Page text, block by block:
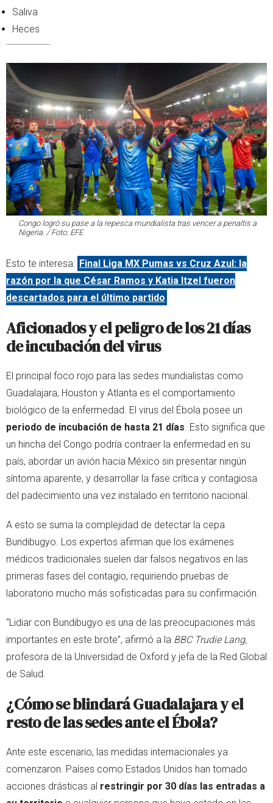
Saliva
Heces
Congo logró su pase a la repesca mundialista tras vencer a penaltis a
Nigeria. / Foto: EFE
Esto te interesa: Final Liga MX Pumas vs Cruz Azul: la
razón por la que César Ramos y Katia Itzel fueron
descartados para el último partido
Aficionados y el peligro de los 21 días
de incubación del virus
El principal foco rojo para las sedes mundialistas como
Guadalajara, Houston y Atlanta es el comportamiento
biológico de la enfermedad. El virus del Ébola posee un
periodo de incubación de hasta 21 días. Esto significa que
un hincha del Congo podría contraer la enfermedad en su
país, abordar un avión hacia México sin presentar ningún
síntoma aparente, y desarrollar la fase crítica y contagiosa
del padecimiento una vez instalado en territorio nacional.
A esto se suma la complejidad de detectar la cepa
Bundibugyo. Los expertos afirman que los exámenes
médicos tradicionales suelen dar falsos negativos en las
primeras fases del contagio, requiriendo pruebas de
laboratorio mucho más sofisticadas para su confirmación.
“Lidiar con Bundibugyo es una de las preocupaciones más
importantes en este brote”, afirmó a la BBC Trudie Lang,
profesora de la Universidad de Oxford y jefa de la Red Global
de Salud.
¿Cómo se blindará Guadalajara y el
resto de las sedes ante el Ébola?
Ante este escenario, las medidas internacionales ya
comenzaron. Países como Estados Unidos han tomado
acciones drásticas al restringir por 30 días las entradas a